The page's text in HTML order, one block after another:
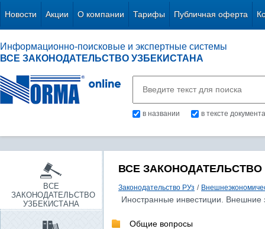
Новости Акции О компании Тарифы Публичная оферта
Информационно-поисковые и экспертные системы
ВСЕ ЗАКОНОДАТЕЛЬСТВО УЗБЕКИСТАНА
в названии в тексте документа
ВСЕ
ЗАКОНОДАТЕЛЬСТВО
УЗБЕКИСТАНА
ВСЕ ЗАКОНОДАТЕЛЬСТВО
Законодательство РУз /
Иностранные инвестиции. Внешние
Общие вопросы